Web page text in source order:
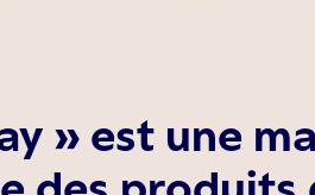
» est une